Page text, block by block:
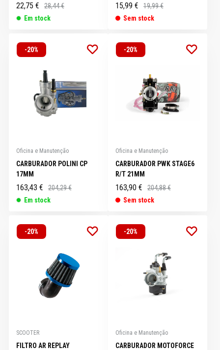
22,75 €
28,44 €
Em stock
15,99 €
19,99 €
Sem stock
-20%
Oficina e Manutenção
CARBURADOR POLINI CP
17MM
163,43 €
204,29 €
Em stock
-20%
Oficina e Manutenção
CARBURADOR PWK STAGE6
R/T 21MM
163,90 €
204,88 €
Sem stock
-20%
SCOOTER
FILTRO AR REPLAY
-20%
Oficina e Manutenção
CARBURADOR MOTOFORCE